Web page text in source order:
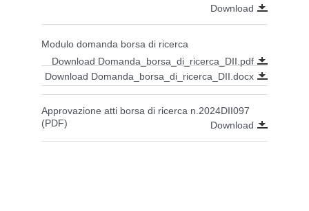
Download
Modulo domanda borsa di ricerca
Download Domanda_borsa_di_ricerca_DII.pdf
Download Domanda_borsa_di_ricerca_DII.docx
Approvazione atti borsa di ricerca n.2024DII097
(PDF)
Download